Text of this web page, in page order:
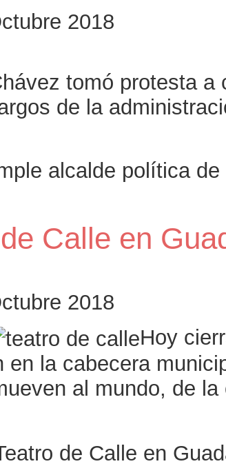
2018
tomó protesta a
de la
alcalde política de
Calle en
2018
Hoy
en la cabecera
al mundo, de
de Calle en